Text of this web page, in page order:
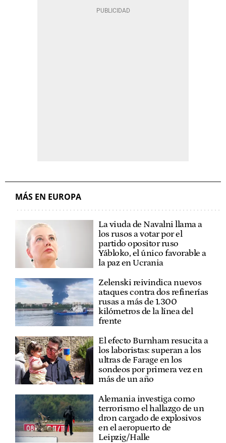
MÁS EN EUROPA
La viuda de Navalni llama a
los rusos a votar por el
partido opositor ruso
Yábloko, el único favorable a
la paz en Ucrania
Zelenski reivindica nuevos
ataques contra dos refinerías
rusas a más de 1.300
kilómetros de la línea del
frente
El efecto Burnham resucita a
los laboristas: superan a los
ultras de Farage en los
sondeos por primera vez en
más de un año
Alemania investiga como
terrorismo el hallazgo de un
dron cargado de explosivos
en el aeropuerto de
Leipzig/Halle